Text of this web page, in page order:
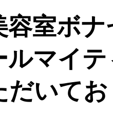
容室ボ
ルマイ
だいて